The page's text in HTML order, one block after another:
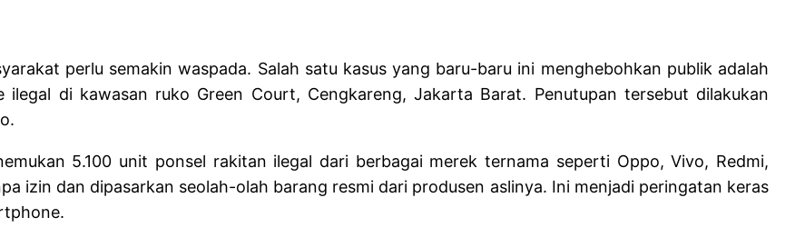
perlu semakin waspada. Salah satu kasus yang baru-baru ini menghebohkan publik adalah
di kawasan ruko Green Court, Cengkareng, Jakarta Barat. Penutupan tersebut dilakukan
5.100 unit ponsel rakitan ilegal dari berbagai merek ternama seperti Oppo, Vivo, Redmi,
izin dan dipasarkan seolah-olah barang resmi dari produsen aslinya. Ini menjadi peringatan keras